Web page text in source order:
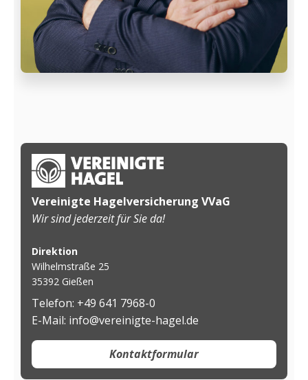
Vereinigte Hagelversicherung VVaG
Wir sind jederzeit für Sie da!
Direktion
Wilhelmstraße 25
35392 Gießen
Telefon: +49 641 7968-0
E-Mail: info@vereinigte-hagel.de
Kontaktformular